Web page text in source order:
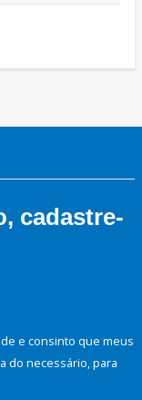
cadastre-
e consinto que meus
do necessário, para